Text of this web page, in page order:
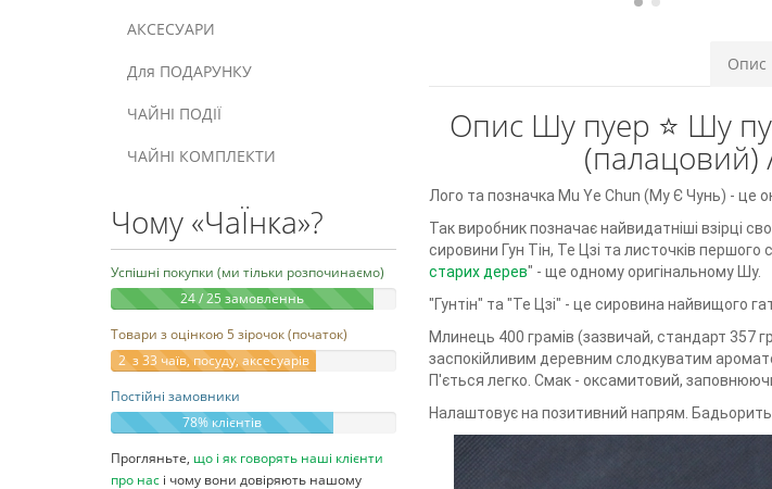
АКСЕСУАРИ
Для ПОДАРУНКУ
ЧАЙНІ ПОДІЇ
ЧАЙНІ КОМПЛЕКТИ
Чому «ЧаЇнка»?
Успішні покупки (ми тільки розпочинаємо)
24 / 25 замовленнь
Товари з оцінкою 5 зірочок (початок)
2 з 33 чаїв, посуду, аксесуарів
Постійні замовники
78% клієнтів
Прогляньте, що і як говорять наші клієнти
про нас і чому вони довіряють нашому
Опис
Опис Шу пуер ⭐ Шу
(палацовий)
Лого та позначка Mu Ye Chun (Му Є Чунь) - це
Так виробник позначає найвидатніші взірці
сировини Гун Тін, Те Цзі та листочків першого
старих дерев" - ще одному оригінальному Шу.
"Гунтін" та "Те Цзі" - це сировина найвищого
Млинець 400 грамів (зазвичай, стандарт 357
заспокійливим деревним слодкуватим
П'ється легко. Смак - оксамитовий,
Налаштовує на позитивний напрям.